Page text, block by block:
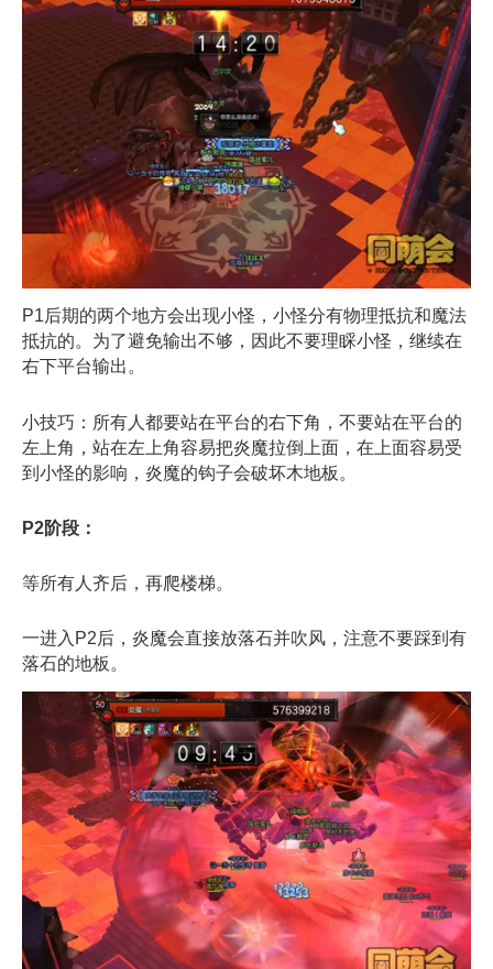
P1后期的两个地方会出现小怪，小怪分有物理抵抗和魔法
抵抗的。为了避免输出不够，因此不要理睬小怪，继续在
右下平台输出。
小技巧：所有人都要站在平台的右下角，不要站在平台的
左上角，站在左上角容易把炎魔拉倒上面，在上面容易受
到小怪的影响，炎魔的钩子会破坏木地板。
P2阶段：
等所有人齐后，再爬楼梯。
一进入P2后，炎魔会直接放落石并吹风，注意不要踩到有
落石的地板。